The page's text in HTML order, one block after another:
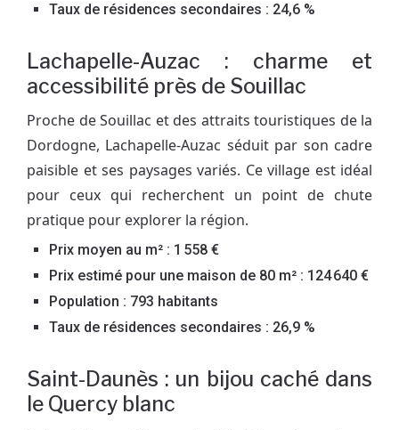
Taux de résidences secondaires : 24,6 %
Lachapelle-Auzac : charme et
accessibilité près de Souillac
Proche de Souillac et des attraits touristiques de la
Dordogne, Lachapelle-Auzac séduit par son cadre
paisible et ses paysages variés. Ce village est idéal
pour ceux qui recherchent un point de chute
pratique pour explorer la région.
Prix moyen au m² : 1 558 €
Prix estimé pour une maison de 80 m² : 124 640 €
Population : 793 habitants
Taux de résidences secondaires : 26,9 %
Saint-Daunès : un bijou caché dans
le Quercy blanc